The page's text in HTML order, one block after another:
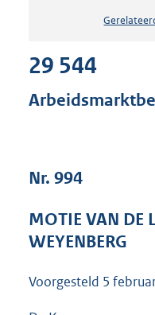
29 544
Nr. 994
MOTIE VAN DE
WEYENBERG
Voorgesteld 5